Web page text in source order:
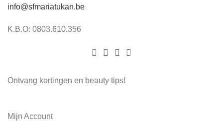
info@sfmariatukan.be
K.B.O: 0803.610.356
Ontvang kortingen en beauty tips!
Mijn Account